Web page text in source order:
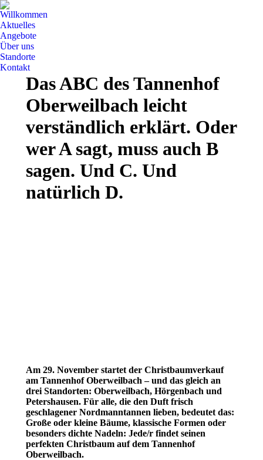
Willkommen
Aktuelles
Angebote
Über uns
Standorte
Kontakt
Das ABC des Tannenhof
Oberweilbach leicht
verständlich erklärt. Oder
wer A sagt, muss auch B
sagen. Und C. Und
natürlich D.
Am 29. November startet der Christbaumverkauf
am Tannenhof Oberweilbach – und das gleich an
drei Standorten: Oberweilbach, Hörgenbach und
Petershausen. Für alle, die den Duft frisch
geschlagener Nordmanntannen lieben, bedeutet das:
Große oder kleine Bäume, klassische Formen oder
besonders dichte Nadeln: Jede/r findet seinen
perfekten Christbaum auf dem Tannenhof
Oberweilbach.